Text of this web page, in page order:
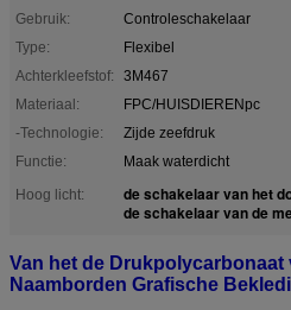
Gebruik:
Controleschakelaar
Type:
Flexibel
Achterkleefstof:
3M467
Materiaal:
FPC/HUISDIERENpc
-Technologie:
Zijde zeefdruk
Functie:
Maak waterdicht
Hoog licht:
de schakelaar van het
de schakelaar van de
Van het de Drukpolycarbonaat
Naamborden Grafische